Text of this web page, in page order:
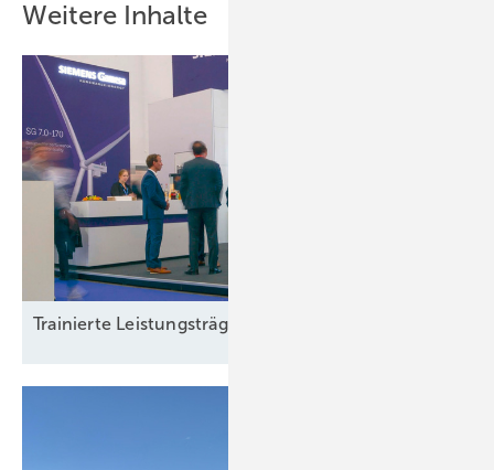
Weitere Inhalte
Trainierte Leistun gsträger